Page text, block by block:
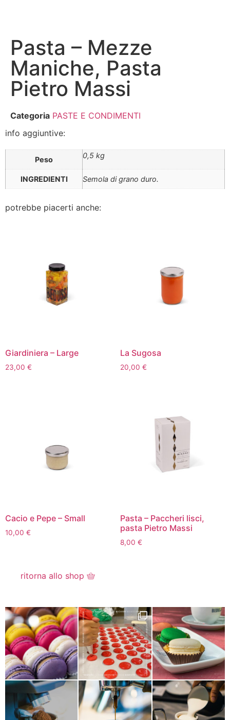
Pasta – Mezze
Maniche, Pasta
Pietro Massi
Categoria PASTE E CONDIMENTI
info aggiuntive:
Peso 0,5 kg
INGREDIENTI Semola di grano duro.
potrebbe piacerti anche:
Giardiniera – Large
23,00 €
La Sugosa
20,00 €
Cacio e Pepe – Small
10,00 €
Pasta – Paccheri lisci,
pasta Pietro Massi
8,00 €
ritorna allo shop